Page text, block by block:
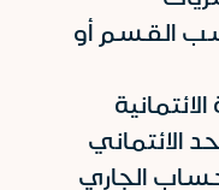
القسم أو
الائتماني
الجاري